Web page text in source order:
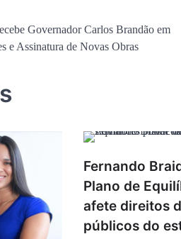
Governador Carlos Brandão em
e Assinatura de Novas Obras
Fernando
Plano de
afete direitos
públicos do